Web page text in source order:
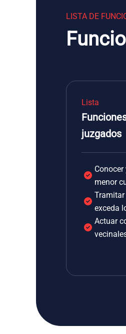
LISTA DE
Lista
juzgados
menor
exceda
Actuar